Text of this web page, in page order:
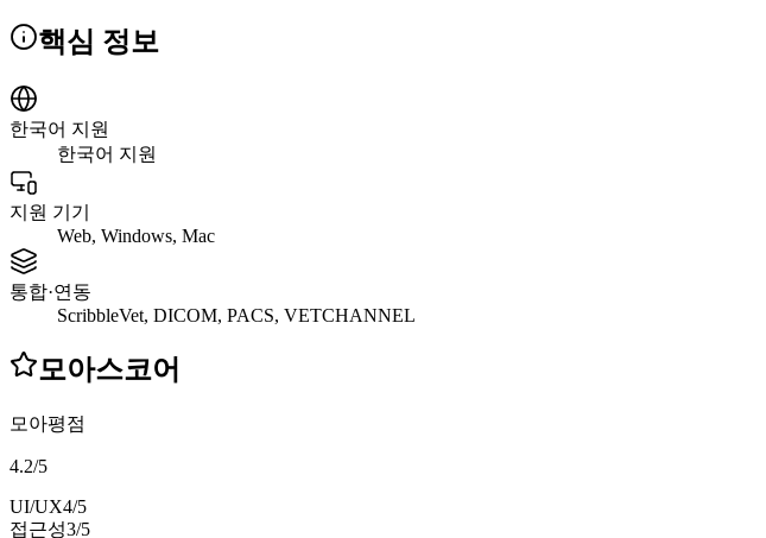
핵심 정보
한국어 지원
한국어 지원
지원 기기
Web, Windows, Mac
통합·연동
ScribbleVet, DICOM, PACS, VETCHANNEL
모아스코어
모아평점
4.2/5
UI/UX4/5
접근성3/5